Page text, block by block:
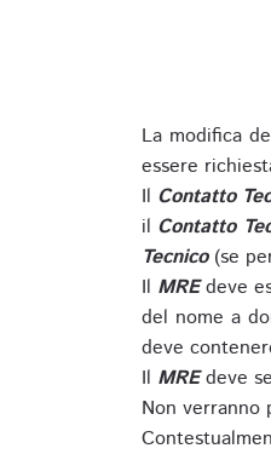
La modifica
essere
Il Contatto
il Contatto
Tecnico(se
Il MREdeve
del nome a
deve
Il MREdeve
Non verranno